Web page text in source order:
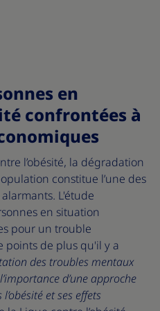
en
confrontées à
l’obésité, la dégradation
constitue l’une des
L'étude
en situation
pour un trouble
points de plus qu'il y a
des troubles mentaux
d’une approche
et ses effets